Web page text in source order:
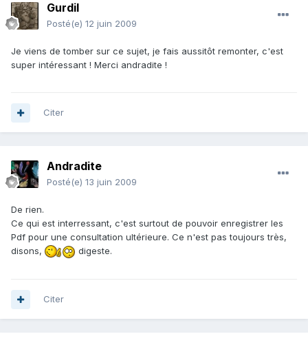
Gurdil
Posté(e) 12 juin 2009
Je viens de tomber sur ce sujet, je fais aussitôt remonter, c'est
super intéressant ! Merci andradite !
Citer
Andradite
Posté(e) 13 juin 2009
De rien.
Ce qui est interressant, c'est surtout de pouvoir enregistrer les
Pdf pour une consultation ultérieure. Ce n'est pas toujours très,
disons,
digeste.
Citer